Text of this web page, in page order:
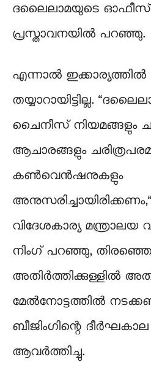
ദലൈലാമയുടെ ഓഫീസ്
പ്രസ്താവനയിൽ പറഞ്ഞു.
എന്നാൽ ഇക്കാര്യത്തിൽ
തയ്യാറായിട്ടില്ല.
ചൈനീസ് നിയമങ്ങളും
ആചാരങ്ങളും
കൺവെൻഷനുകളും
വിദേശകാര്യ
നിംഗ് പറഞ്ഞു,
അതിർത്തിക്കുള്ളിൽ
മേൽനോട്ടത്തിൽ
ബീജിംഗിന്റെ
ആവർത്തിച്ചു.